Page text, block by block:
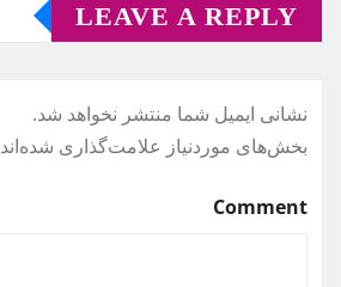
LEAVE A REPLY
نشانی ایمیل شما منتشر نخواهد شد.
بخش‌های موردنیاز علامت‌گذاری شده‌اند
Comment